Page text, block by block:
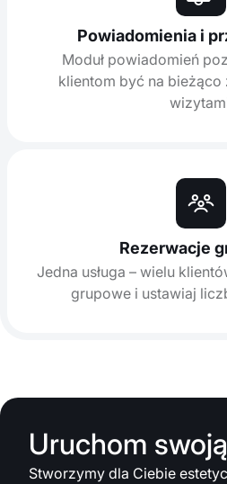
Powiadomienia i
Moduł powiadomień
klientom być na
Rezerwacje
Jedna usługa – wielu
grupowe i ustawiaj
Uruchom
Stworzymy dla Ciebie